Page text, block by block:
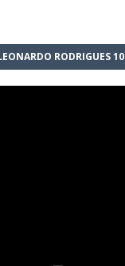
RODRIGUES 10